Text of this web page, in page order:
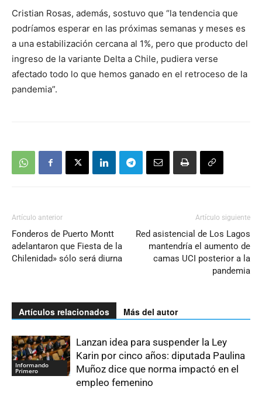
Cristian Rosas, además, sostuvo que “la tendencia que
podríamos esperar en las próximas semanas y meses es
a una estabilización cercana al 1%, pero que producto del
ingreso de la variante Delta a Chile, pudiera verse
afectado todo lo que hemos ganado en el retroceso de la
pandemia”.
Artículo anterior
Fonderos de Puerto Montt
adelantaron que Fiesta de la
Chilenidad» sólo será diurna
Artículo siguiente
Red asistencial de Los Lagos
mantendría el aumento de
camas UCI posterior a la
pandemia
Artículos relacionados Más del autor
Informando
Primero
Lanzan idea para suspender la Ley
Karin por cinco años: diputada Paulina
Muñoz dice que norma impactó en el
empleo femenino